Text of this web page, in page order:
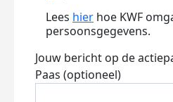
Lees hier hoe KWF
persoonsgegevens.
Jouw bericht op de
Paas (optioneel)